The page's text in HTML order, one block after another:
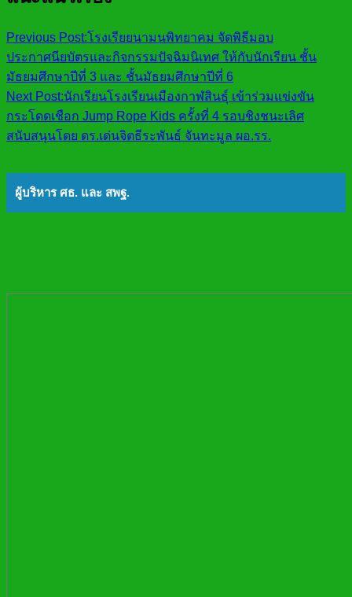
Previous Post:โรงเรียยนามนพิทยาคม จัดพิธีมอบ
ประกาศนียบัตรและกิจกรรมปัจฉิมนิเทศ ให้กับนักเรียน ชั้น
มัธยมศึกษาปีที่ 3 และ ชั้นมัธยมศึกษาปีที่ 6
Next Post:นักเรียนโรงเรียนเมืองกาฬสินธุ์ เข้าร่วมแข่งขัน
กระโดดเชือก Jump Rope Kids ครั้งที่ 4 รอบชิงชนะเลิศ
สนับสนุนโดย ดร.เด่นจิตธีระพันธ์ จันทะมูล ผอ.รร.
ผู้บริหาร ศธ. และ สพฐ.